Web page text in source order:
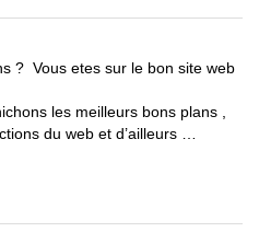
? Vous etes sur le bon site web
les meilleurs bons plans ,
du web et d’ailleurs …